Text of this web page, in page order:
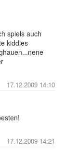
spiels auch
kiddies
17.12.2009 14:10
17.12.2009 14:21